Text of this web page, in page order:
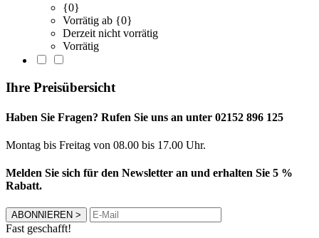
{0}
Vorrätig ab {0}
Derzeit nicht vorrätig
Vorrätig
Ihre Preisübersicht
Haben Sie Fragen? Rufen Sie uns an unter 02152 896 125
Montag bis Freitag von 08.00 bis 17.00 Uhr.
Melden Sie sich für den Newsletter an und erhalten Sie 5 %
Rabatt.
ABONNIEREN >
Fast geschafft!